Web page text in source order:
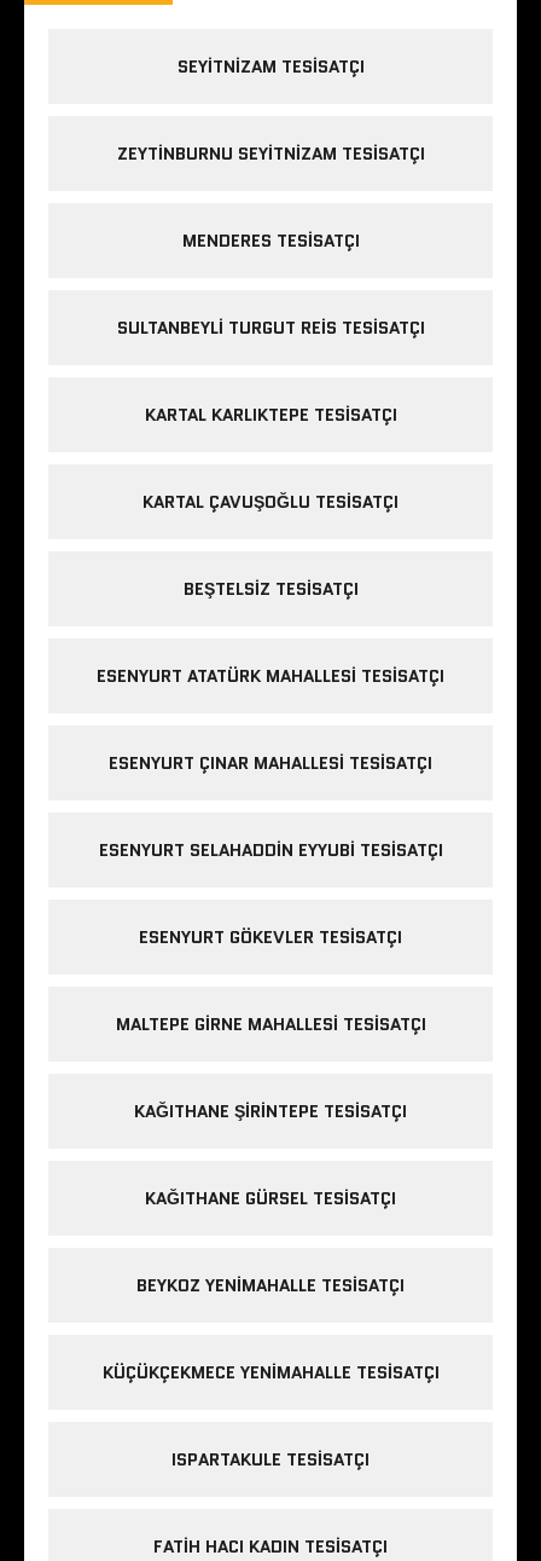
SEYITNIZAM TESISATÇI
ZEYTINBURNU SEYITNIZAM TESISATÇI
MENDERES TESISATÇI
SULTANBEYLI TURGUT REIS TESISATÇI
KARTAL KARLIKTEPE TESISATÇI
KARTAL ÇAVUŞOĞLU TESISATÇI
BEŞTELSIZ TESISATÇI
ESENYURT ATATÜRK MAHALLESI TESISATÇI
ESENYURT ÇINAR MAHALLESI TESISATÇI
ESENYURT SELAHADDIN EYYUBI TESISATÇI
ESENYURT GÖKEVLER TESISATÇI
MALTEPE GIRNE MAHALLESI TESISATÇI
KAĞITHANE ŞIRINTEPE TESISATÇI
KAĞITHANE GÜRSEL TESISATÇI
BEYKOZ YENIMAHALLE TESISATÇI
KÜÇÜKÇEKMECE YENIMAHALLE TESISATÇI
ISPARTAKULE TESISATÇI
FATIH HACI KADIN TESISATÇI